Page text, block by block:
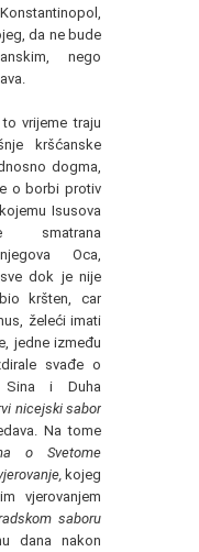
da ne bude
nego
vrijeme traju
kršćanske
dogma,
o borbi protiv
Isusova
smatrana
Oca,
dok je nije
kršten, car
želeći imati
jedne između
svađe o
Sina i Duha
nicejski sabor
Na tome
o Svetome
kojeg
vjerovanjem
saboru
dana nakon